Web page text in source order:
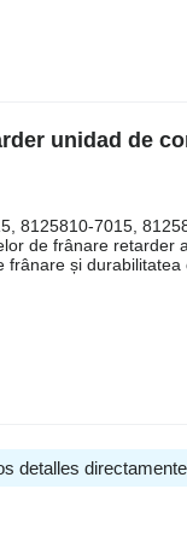
unidad de
8125810-7015,
de frânare retarder
și
detalles